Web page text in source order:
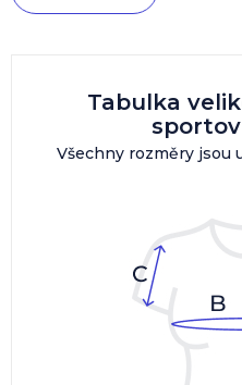
Tabulka
Všechny rozměry jsou